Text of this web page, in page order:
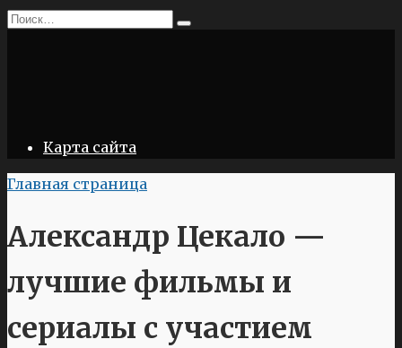
Перейти
Search
Карта сайта
Главная страница
Александр Цекало —
лучшие фильмы и
сериалы с участием